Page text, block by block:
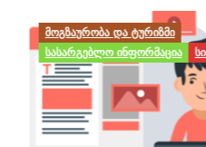
ᲡᲘᲐᲮᲚᲔᲔᲑᲘ